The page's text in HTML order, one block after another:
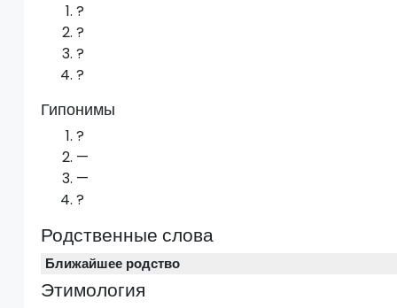
?
?
?
?
Гипонимы
?
—
—
?
Родственные слова
Ближайшее родство
Этимология